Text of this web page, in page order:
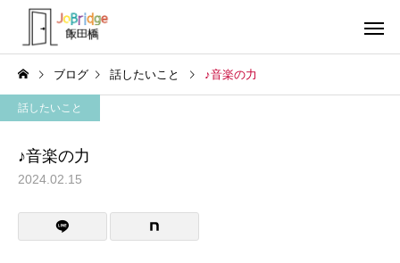
ブログ 話したいこと ♪音楽の力
話したいこと
♪音楽の力
2024.02.15